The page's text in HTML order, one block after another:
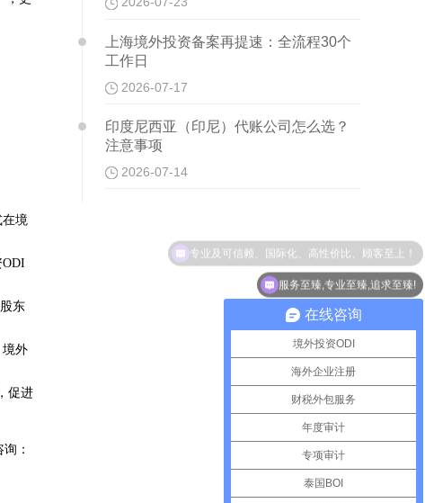
在境
东
境外
促进
：
上海境外投资备案再提速：全流程30个
工作日
2026-07-17
印度尼西亚（印尼）代账公司怎么选？
注意事项
2026-07-14
在线咨询
境外投资ODI
海外企业注册
财税外包服务
年度审计
专项审计
泰国BOI
服务至臻,专业至臻,追求至臻!
专业及可信赖、国际化、高性价比、顾客至上！